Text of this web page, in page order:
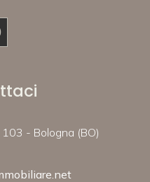
- Bologna (BO)